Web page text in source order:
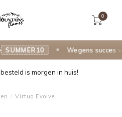
Wegens succes
0
is morgen in huis!
/ Virtuo Evolve